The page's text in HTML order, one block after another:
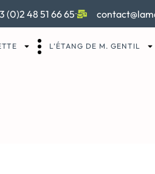
(0)2 48 51 66 65
L’ÉTANG DE M. GENTIL